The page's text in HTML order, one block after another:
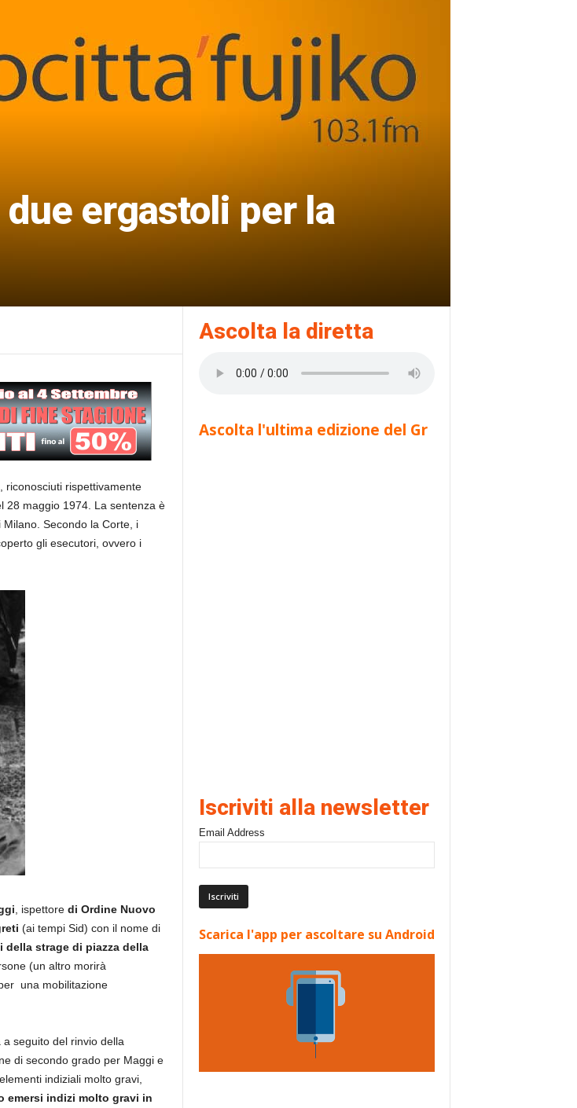
ergastoli per la
riconosciuti rispettivamente
28 maggio 1974. La sentenza è
Milano. Secondo la Corte, i
gli esecutori, ovvero i
, ispettore di Ordine Nuovo
(ai tempi Sid) con il nome di
strage di piazza della
(un altro morirà
una mobilitazione
a seguito del rinvio della
di secondo grado per Maggi e
indiziali molto gravi,
emersi indizi molto gravi in
Ascolta la diretta
Ascolta l'ultima edizione del Gr
Iscriviti alla newsletter
Email Address
Scarica l'app per ascoltare su Android